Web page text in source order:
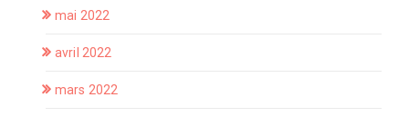
mai 2022
avril 2022
mars 2022